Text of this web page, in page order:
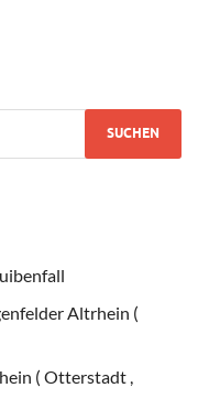
Altrhein (
( Otterstadt ,